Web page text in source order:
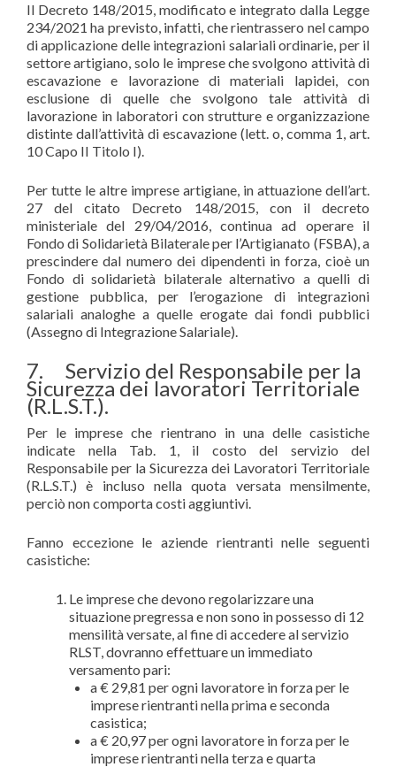
Il Decreto 148/2015, modificato e integrato dalla Legge
234/2021 ha previsto, infatti, che rientrassero nel campo
di applicazione delle integrazioni salariali ordinarie, per il
settore artigiano, solo le imprese che svolgono attività di
escavazione e lavorazione di materiali lapidei, con
esclusione di quelle che svolgono tale attività di
lavorazione in laboratori con strutture e organizzazione
distinte dall’attività di escavazione (lett. o, comma 1, art.
10 Capo II Titolo I).
Per tutte le altre imprese artigiane, in attuazione dell’art.
27 del citato Decreto 148/2015, con il decreto
ministeriale del 29/04/2016, continua ad operare il
Fondo di Solidarietà Bilaterale per l’Artigianato (FSBA), a
prescindere dal numero dei dipendenti in forza, cioè un
Fondo di solidarietà bilaterale alternativo a quelli di
gestione pubblica, per l’erogazione di integrazioni
salariali analoghe a quelle erogate dai fondi pubblici
(Assegno di Integrazione Salariale).
7. Servizio del Responsabile per la
Sicurezza dei lavoratori Territoriale
(R.L.S.T.).
Per le imprese che rientrano in una delle casistiche
indicate nella Tab. 1, il costo del servizio del
Responsabile per la Sicurezza dei Lavoratori Territoriale
(R.L.S.T.) è incluso nella quota versata mensilmente,
perciò non comporta costi aggiuntivi.
Fanno eccezione le aziende rientranti nelle seguenti
casistiche:
Le imprese che devono regolarizzare una
situazione pregressa e non sono in possesso di 12
mensilità versate, al fine di accedere al servizio
RLST, dovranno effettuare un immediato
versamento pari:
a € 29,81 per ogni lavoratore in forza per le
imprese rientranti nella prima e seconda
casistica;
a € 20,97 per ogni lavoratore in forza per le
imprese rientranti nella terza e quarta